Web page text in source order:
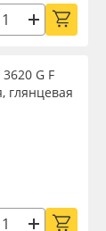
G F
глянцевая